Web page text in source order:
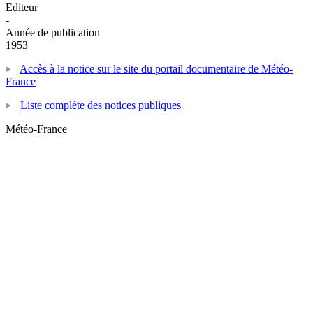
Editeur
-
Année de publication
1953
Accès à la notice sur le site du portail documentaire de Météo-
France
Liste complète des notices publiques
Météo-France